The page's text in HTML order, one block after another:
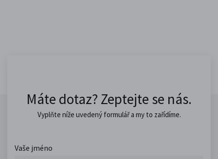
Máte dotaz? Zeptejte se nás.
Vyplňte níže uvedený formulář a my to zařídíme.
Vaše jméno